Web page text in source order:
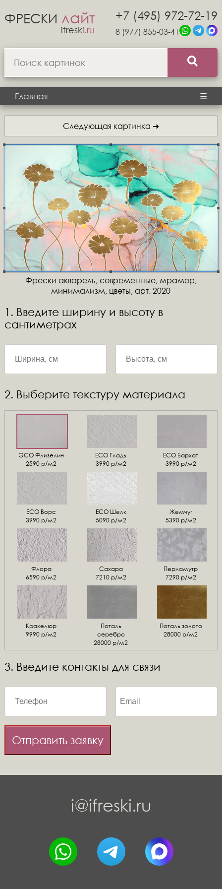
ФРЕСКИ лайт
ifreski.ru
+7 (495) 972-72-19
8 (977) 855-03-41
Главная ☰
Следующая картинка ➜
Фрески акварель, современные, мрамор,
минимализм, цветы, арт. 2020
1. Введите ширину и высоту в
сантиметрах
2. Выберите текстуру материала
ЭСО Флизелин
2590 р/м2
ЕСО Гладь
3990 р/м2
ECO Бархат
3990 р/м2
ЕСО Ворс
3990 р/м2
ЕСО Шелк
5090 р/м2
Жемчуг
5390 р/м2
Флора
6590 р/м2
Сахара
7210 р/м2
Перламутр
7290 р/м2
Кракелюр
9990 р/м2
Поталь
серебро
28000 р/м2
Поталь золото
28000 р/м2
3. Введите контакты для связи
Отправить заявку
i@ifreski.ru